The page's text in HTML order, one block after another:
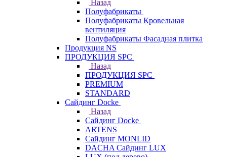
Назад
Полуфабрикаты
Полуфабрикаты Кровельная
вентиляция
Полуфабрикаты Фасадная плитка
Продукция NS
ПРОДУКЦИЯ SPC
Назад
ПРОДУКЦИЯ SPC
PREMIUM
STANDARD
Сайдинг Docke
Назад
Сайдинг Docke
ARTENS
Cайдинг MONLID
DACHA Сайдинг LUX